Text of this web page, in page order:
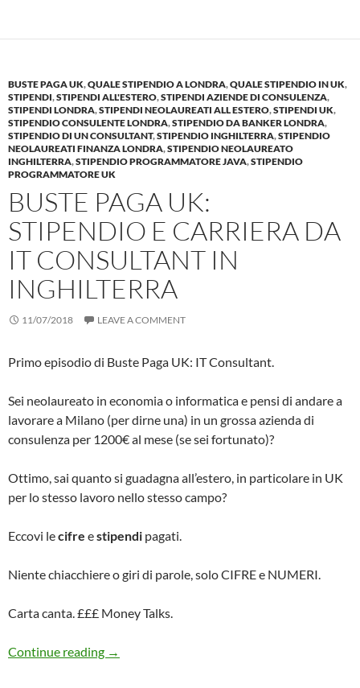
BUSTE PAGA UK,QUALE STIPENDIO A LONDRA,QUALE STIPENDIO IN UK,
STIPENDI,STIPENDI ALL'ESTERO,STIPENDI AZIENDE DI CONSULENZA,
STIPENDI LONDRA,STIPENDI NEOLAUREATI ALL ESTERO,STIPENDI UK,
STIPENDIO CONSULENTE LONDRA,STIPENDIO DA BANKER LONDRA,
STIPENDIO DI UN CONSULTANT,STIPENDIO INGHILTERRA,STIPENDIO
NEOLAUREATI FINANZA LONDRA,STIPENDIO NEOLAUREATO
INGHILTERRA,STIPENDIO PROGRAMMATORE JAVA,STIPENDIO
PROGRAMMATORE UK
BUSTE PAGA UK:
STIPENDIO E CARRIERA DA
IT CONSULTANT IN
INGHILTERRA
11/07/2018 LEAVE A COMMENT
Primo episodio di Buste Paga UK: IT Consultant.
Sei neolaureato in economia o informatica e pensi di andare a
lavorare a Milano (per dirne una) in un grossa azienda di
consulenza per 1200€ al mese (se sei fortunato)?
Ottimo, sai quanto si guadagna all’estero, in particolare in UK
per lo stesso lavoro nello stesso campo?
Eccovi lecifre estipendi pagati.
Niente chiacchiere o giri di parole, solo CIFRE e NUMERI.
Carta canta. £££ Money Talks.
Continue reading BUSTE PAGA UK: Stipendio e Carriera da
→